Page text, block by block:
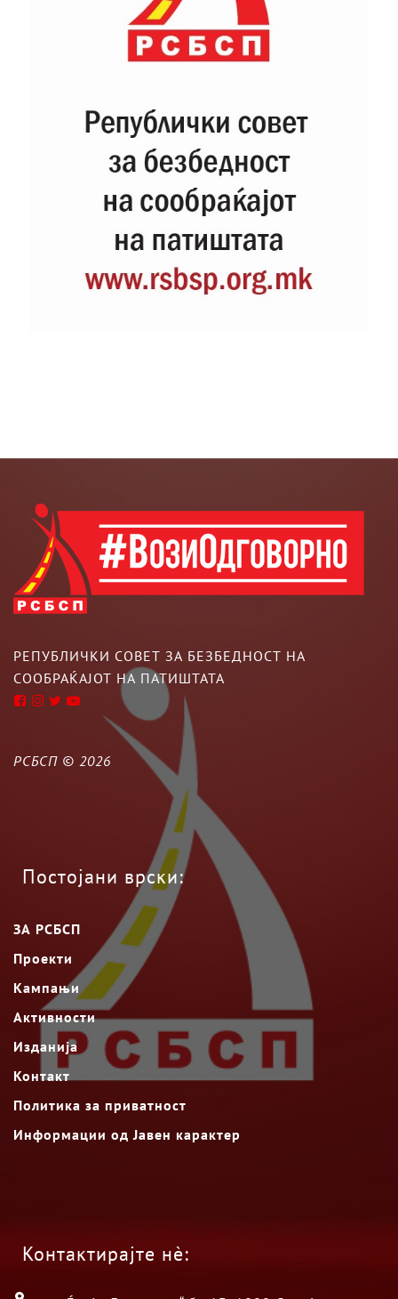
РЕПУБЛИЧКИ СОВЕТ ЗА БЕЗБЕДНОСТ НА
СООБРАЌАЈОТ НА ПАТИШТАТА
РСБСП © 2026
Постојани врски:
ЗА РСБСП
Проекти
Кампањи
Активности
Изданија
Контакт
Политика за приватност
Информации од Јавен карактер
Контактирајте нè: